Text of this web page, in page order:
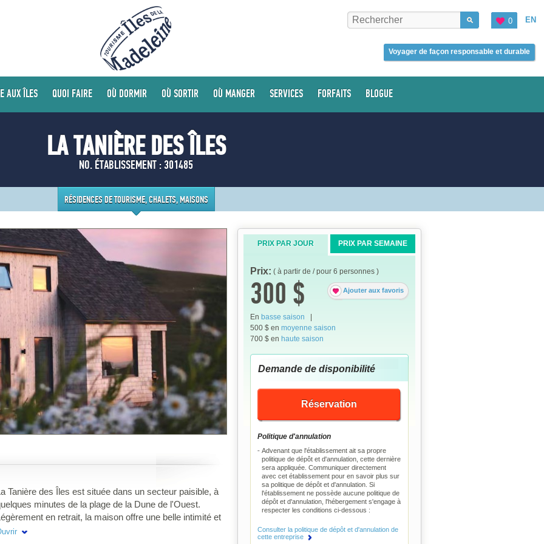
EN
0
Voyager de façon responsable et durable
AUX ÎLES QUOI FAIRE OÙ DORMIR OÙ SORTIR OÙ MANGER SERVICES FORFAITS BLOGUE
LA TANIÈRE DES ÎLES
NO. ÉTABLISSEMENT : 301485
RÉSIDENCES DE TOURISME, CHALETS, MAISONS
Tanière des Îles est située dans un secteur paisible, à
minutes de la plage de la Dune de l'Ouest.
en retrait, la maison offre une belle intimité et
de contempler les paysages emblématiques de
PRIX PAR JOUR PRIX PAR SEMAINE
Prix: ( à partir de / pour 6 personnes )
Ajouter aux favoris
300 $
En basse saison
500 $ en moyenne saison
700 $ en haute saison
Demande de disponibilité
Réservation
Politique d'annulation
Advenant que l'établissement ait sa propre
politique de dépôt et d'annulation, cette dernière
sera appliquée. Communiquer directement
avec cet établissement pour en savoir plus sur
sa politique de dépôt et d'annulation. Si
l'établissement ne possède aucune politique de
dépôt et d'annulation, l'hébergement s'engage à
respecter les conditions ci-dessous :
Consulter la politique de dépôt et d'annulation de
cette entreprise